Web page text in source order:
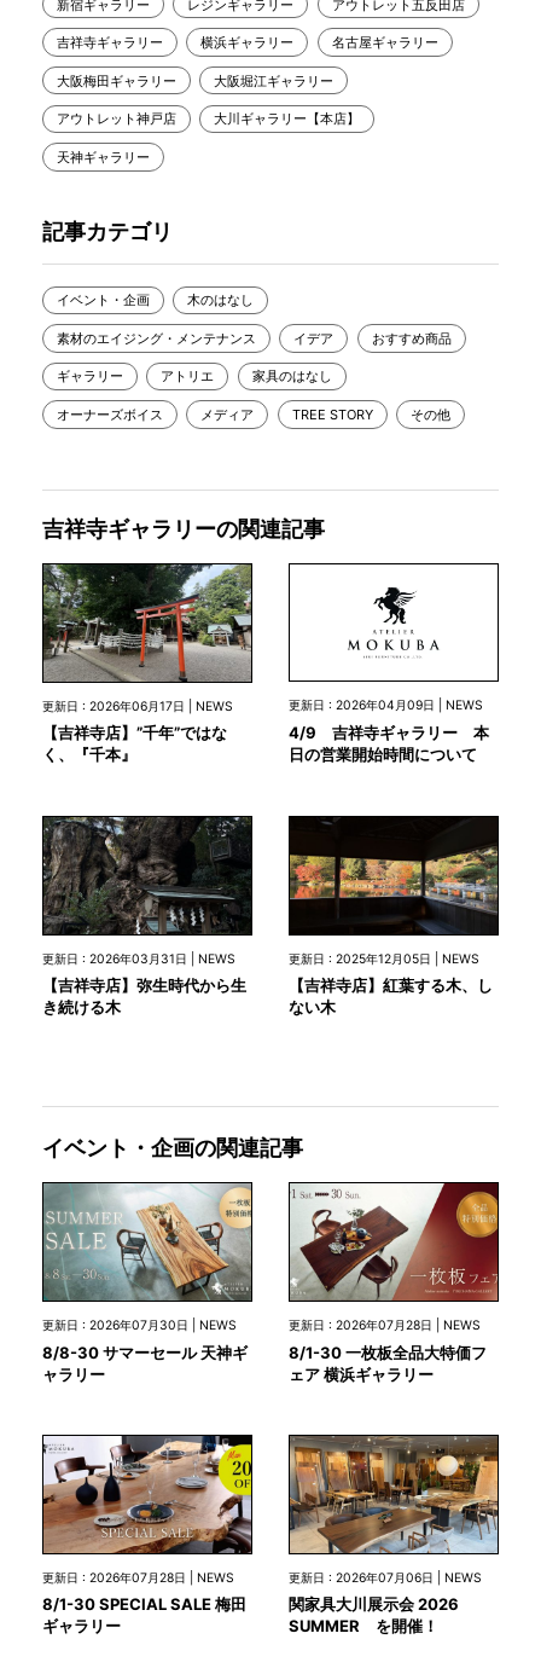
新宿ギャラリー レジンギャラリー アウトレット五反田店
吉祥寺ギャラリー 横浜ギャラリー 名古屋ギャラリー
大阪梅田ギャラリー 大阪堀江ギャラリー
アウトレット神戸店 大川ギャラリー【本店】
天神ギャラリー
記事カテゴリ
イベント・企画 木のはなし
素材のエイジング・メンテナンス イデア おすすめ商品
ギャラリー アトリエ 家具のはなし
オーナーズボイス メディア TREE STORY その他
吉祥寺ギャラリーの関連記事
更新日 : 2026年06月17日 | NEWS
【吉祥寺店】”千年”ではな
く、『千本』
更新日 : 2026年04月09日 | NEWS
4/9 吉祥寺ギャラリー 本
日の営業開始時間について
更新日 : 2026年03月31日 | NEWS
【吉祥寺店】弥生時代から生
き続ける木
更新日 : 2025年12月05日 | NEWS
【吉祥寺店】紅葉する木、し
ない木
イベント・企画の関連記事
更新日 : 2026年07月30日 | NEWS
8/8-30 サマーセール 天神ギ
ャラリー
更新日 : 2026年07月28日 | NEWS
8/1-30 一枚板全品大特価フ
ェア 横浜ギャラリー
更新日 : 2026年07月28日 | NEWS
8/1-30 SPECIAL SALE 梅田
ギャラリー
更新日 : 2026年07月06日 | NEWS
関家具大川展示会 2026
SUMMER を開催！